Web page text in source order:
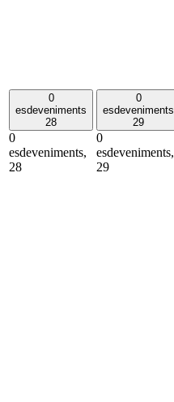
0
esdeveniments
28
0
esdeveniments,
28
0
esdeveniments
29
0
esdeveniments,
29